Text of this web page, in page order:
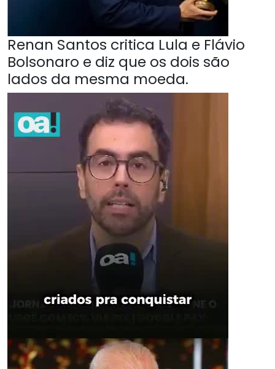
Renan Santos critica Lula e Flávio
Bolsonaro e diz que os dois são
lados da mesma moeda.